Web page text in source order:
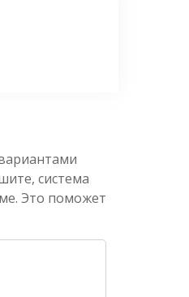
система
Это поможет